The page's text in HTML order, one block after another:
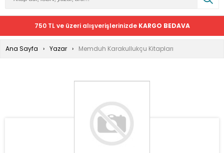
750 TL ve üzeri alışverişlerinizde KARGO BEDAVA
Ana Sayfa Yazar Memduh Karakullukçu Kitapları